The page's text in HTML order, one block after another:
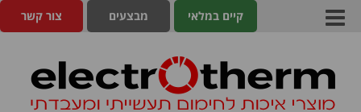
צור קשר מבצעים קיים במלאי